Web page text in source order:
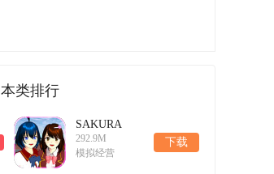
本类排行
SAKURA
SchoolSimulator
樱花校园模拟
292.9M
模拟经营
下载